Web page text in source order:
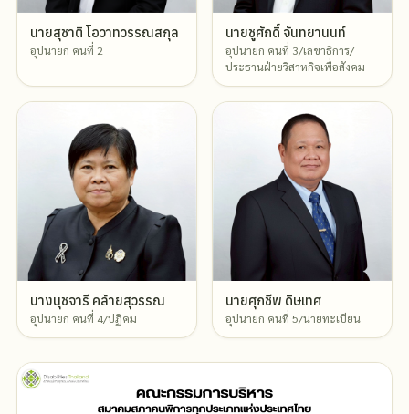
นายสุชาติ โอวาทวรรณสกุล
อุปนายก คนที่ 2
นายชูศักดิ์ จันทยานนท์
อุปนายก คนที่ 3/เลขาธิการ/
ประธานฝ่ายวิสาหกิจเพื่อสังคม
นางนุชจารี คล้ายสุวรรณ
อุปนายก คนที่ 4/ปฏิคม
นายศุภชีพ ดิษเทศ
อุปนายก คนที่ 5/นายทะเบียน